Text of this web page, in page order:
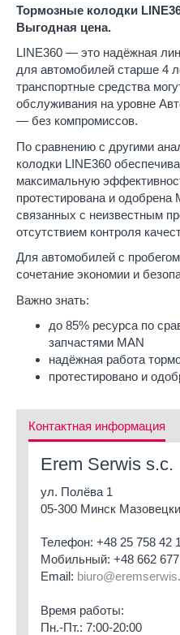
Тормозные колодки
Выгодная цена.
LINE360 — это надёжная
для автомобилей старше 4
транспортные средства
обслуживания на уровне
— без компромиссов.
По сравнению с другими
колодки LINE360
максимальную
протестирована и
связанных с неизвестным
отсутствием контроля
Для автомобилей с
сочетание экономии и
Важно знать:
до 85% ресурса по
запчастями MAN
надёжная работа
протестировано и
Контактная информация
Erem Serwis s.c.
ул. Полёва 1
05-300 Минск
Телефон: +48 25 758 42
Мобильный: +48 662
Email:
Время работы:
Пн.-Пт.: 7:00-20:00